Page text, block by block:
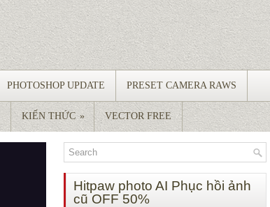
PHOTOSHOP UPDATE PRESET CAMERA RAWS
KIẾN THỨC » VECTOR FREE
Hitpaw photo AI Phục hồi ảnh
cũ OFF 50%